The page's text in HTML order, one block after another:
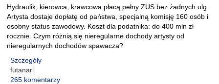
Hydraulik, kierowca, krawcowa płacą pełny ZUS bez żadnych ulg.
Artysta dostaje dopłatę od państwa, specjalną komisję 160 osób i
osobny status zawodowy. Koszt dla podatnika: do 400 mln zł
rocznie. Czym różnią się nieregularne dochody artysty od
nieregularnych dochodów spawacza?
Szczegóły
futanari
265 komentarzy